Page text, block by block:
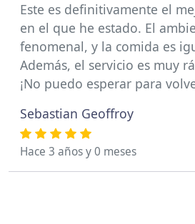
Este es definitivamente el
en el que he estado. El
fenomenal, y la comida es
Además, el servicio es muy
¡No puedo esperar para
Sebastian Geoffroy
Hace 3 años y 0 meses